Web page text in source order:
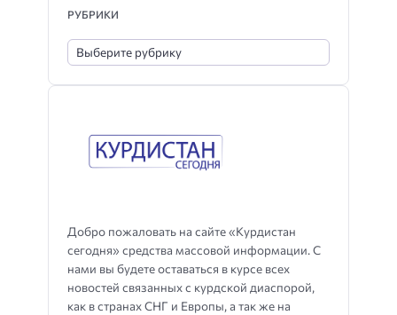
Добро пожаловать на сайте «Курдистан
сегодня» средства массовой информации. С
нами вы будете оставаться в курсе всех
новостей связанных с курдской диаспорой,
как в странах СНГ и Европы, а так же на
РУБРИКИ